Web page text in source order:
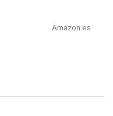
Amazon.es